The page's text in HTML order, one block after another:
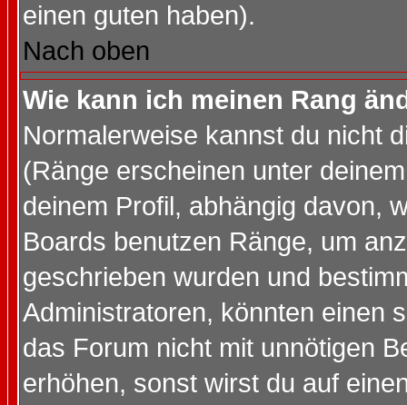
einen guten haben).
Nach oben
Wie kann ich meinen Rang
Normalerweise kannst du nicht
(Ränge erscheinen unter
deinem Profil, abhängig davon,
Boards benutzen Ränge, um
geschrieben wurden und
Administratoren, könnten einen
das Forum nicht mit unnötigen
erhöhen, sonst wirst du auf